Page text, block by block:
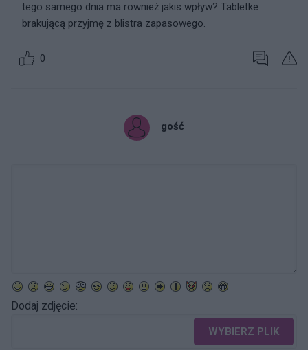
tego samego dnia ma rownież jakis wpływ? Tabletke
brakującą przyjmę z blistra zapasowego.
0
gość
Dodaj zdjęcie:
WYBIERZ PLIK